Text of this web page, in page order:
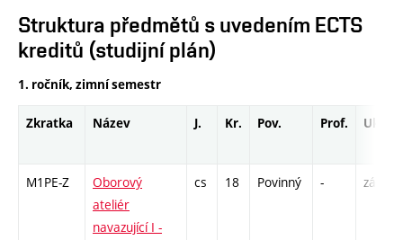
Struktura předmětů s uvedením ECTS
kreditů (studijní plán)
1. ročník, zimní semestr
Zkratka Název J. Kr. Pov. Prof. Uk.
M1PE-Z
Oborový
ateliér
navazující I -
cs 18 Povinný - zá,zk